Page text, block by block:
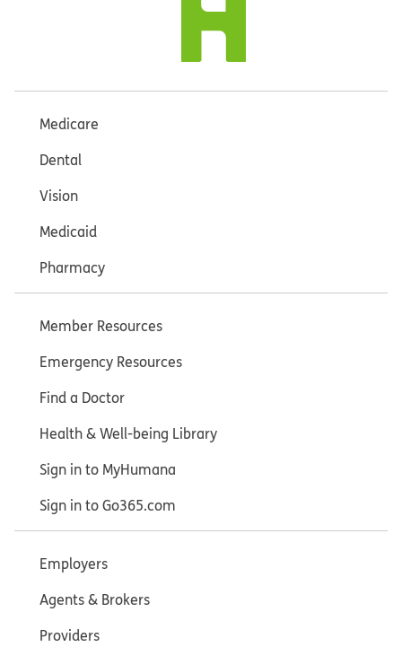
Medicare
Dental
Vision
Medicaid
Pharmacy
Member Resources
Emergency Resources
Find a Doctor
Health & Well-being Library
Sign in to MyHumana
Sign in to Go365.com
Employers
Agents & Brokers
Providers